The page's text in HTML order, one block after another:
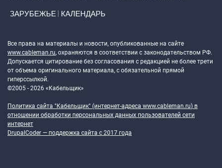
ЗАРУБЕЖЬЕ КАЛЕНДАРЬ
Все права на материалы и новости, опубликованные на сайте
www.cableman.ru, охраняются в соответствии с законодательством РФ.
Допускается цитирование без согласования с редакцией не более трети
от объема оригинального материала, с обязательной прямой
гиперссылкой.
©2005 - 2026 «Кабельщик»
Политика сайта "Кабельщик" (интернет-адреса www.cableman.ru) в
отношении обработки персональных данных пользователей сети
интернет
DrupalCoder — поддержка сайта c 2017 года